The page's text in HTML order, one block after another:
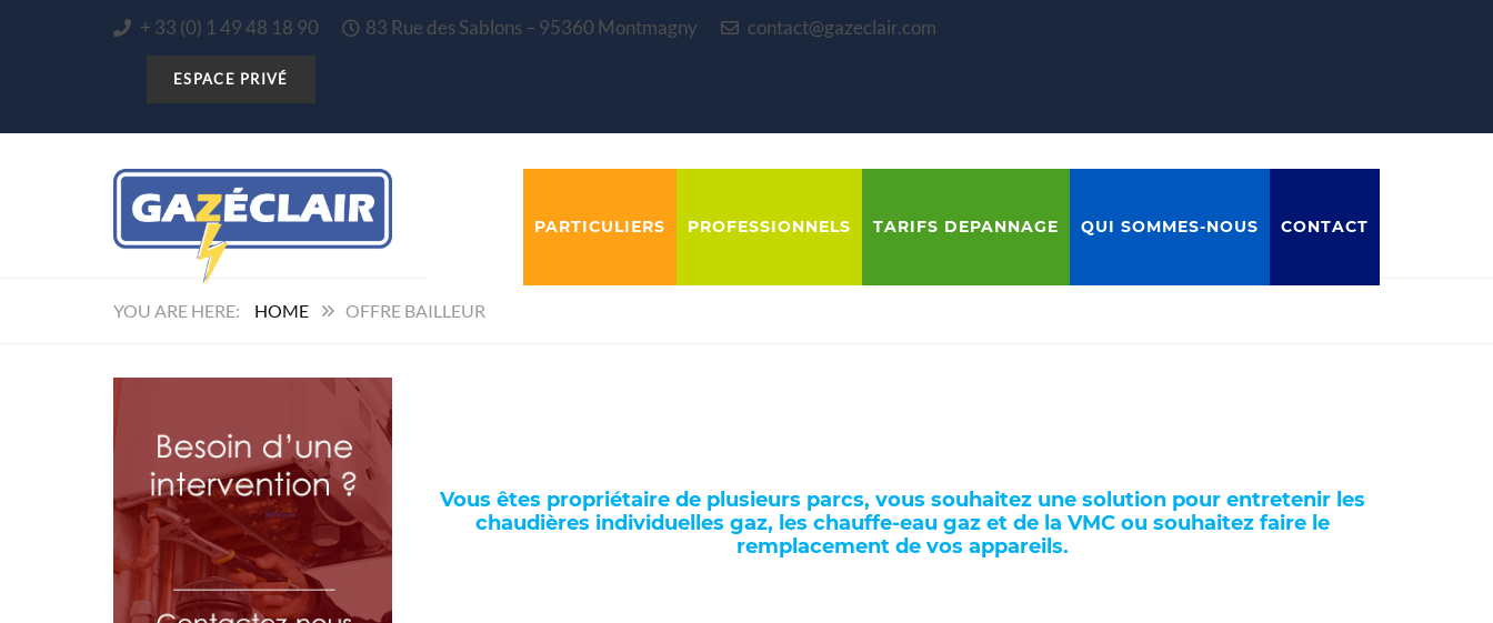
+ 33 (0) 1 49 48 18 90 83 Rue des Sablons – 95360 Montmagny contact@gazeclair.com
PARTICULIERS PROFESSIONNELS TARIFS DEPANNAGE QUI SOMMES-NOUS CONTACT
HOME OFFRE BAILLEUR
Vous êtes propriétaire de plusieurs parcs, vous souhaitez une solution pour entretenir les
chaudières individuelles gaz, les chauffe-eau gaz et de la VMC ou souhaitez faire le
remplacement de vos appareils.